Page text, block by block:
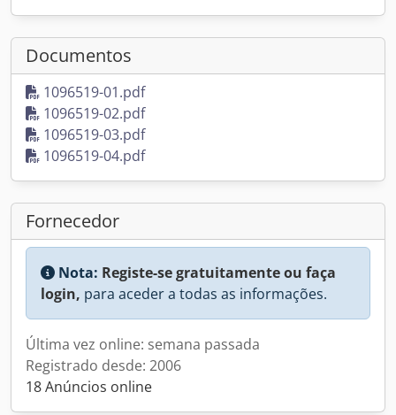
Documentos
1096519-01.pdf
1096519-02.pdf
1096519-03.pdf
1096519-04.pdf
Fornecedor
Nota: Registe-se gratuitamente ou faça
login, para aceder a todas as informações.
Última vez online: semana passada
Registrado desde: 2006
18 Anúncios online